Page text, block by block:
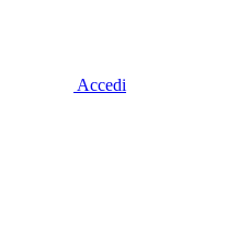
Accedi